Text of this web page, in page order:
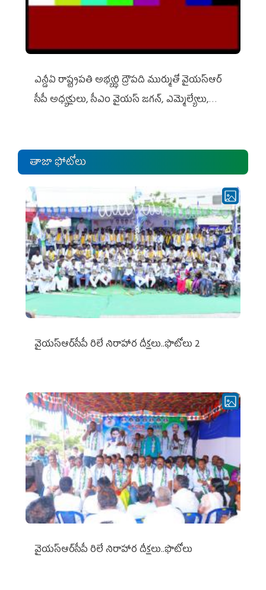
ఎన్డీఏ రాష్ట్ర‌ప‌తి అభ్య‌ర్థి ద్రౌప‌ది ముర్ముతో వైయ‌స్ఆర్
సీపీ అధ్య‌క్షులు, సీఎం వైయ‌స్ జ‌గ‌న్, ఎమ్మెల్యేలు,
తాజా ఫోటోలు
వైయ‌స్ఆర్‌సీపీ రిలే నిరాహార దీక్షలు..ఫొటోలు 2
వైయ‌స్ఆర్‌సీపీ రిలే నిరాహార దీక్షలు..ఫొటోలు